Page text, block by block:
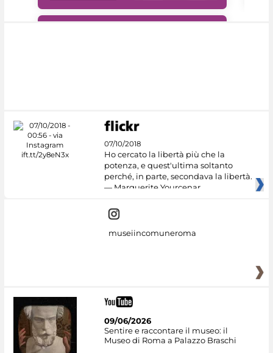
07/10/2018
Ho cercato la libertà più che la
potenza, e quest'ultima soltanto
perché, in parte, secondava la libertà.
— Marguerite Yourcenar
museiincomuneroma
09/06/2026
Sentire e raccontare il museo: il
Museo di Roma a Palazzo Braschi